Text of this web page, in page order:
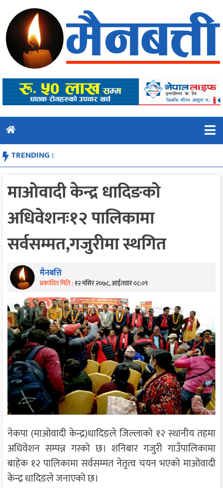
content
TRENDING :
माओवादी केन्द्र धादिङको
अधिवेशनः१२ पालिकामा
सर्वसम्मत,गजुरीमा स्थगित
मैनबत्ति
प्रकाशित मिति : १२ मंसिर २०७८, आईतवार ०८:०९
नेकपा (माओवादी केन्द्र)धादिङले जिल्लाको १२ स्थानीय तहमा
अधिवेशन सम्पन्न गरको छ। शनिबार गजुरी गाउँपालिकामा
बाहेक १२ पालिकामा सर्वसम्मत नेतृत्व चयन भएको माओवादी
केन्द्र धादिङले जनाएको छ।